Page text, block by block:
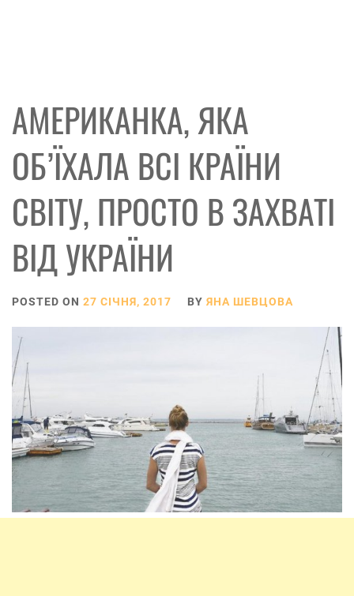
АМЕРИКАНКА, ЯКА
ОБ’ЇХАЛА ВСІ КРАЇНИ
СВІТУ, ПРОСТО В ЗАХВАТІ
ВІД УКРАЇНИ
POSTED ON 27 СІЧНЯ, 2017 BY ЯНА ШЕВЦОВА